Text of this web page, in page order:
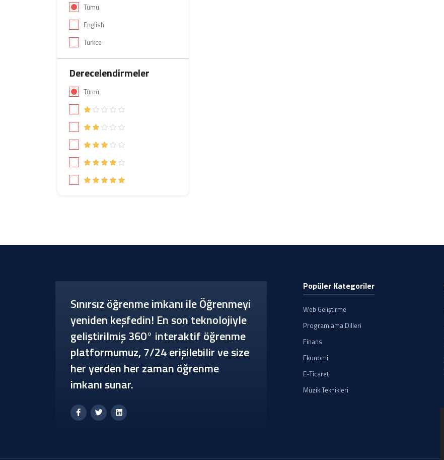
Tümü
English
Turkce
Derecelendirmeler
Tümü
Popüler Kategoriler
Web Geliştirme
Programlama Dilleri
Finans
Ekonomi
E-Ticaret
Müzik Teknikleri
Sınırsız öğrenme imkanı ile Öğrenmeyi
yeniden keşfedin! En son teknolojiyle
geliştirilmiş 360° interaktif öğrenme
platformumuz, 7/24 erişilebilir ve size
her yerden her zaman öğrenme
imkanı sunar.